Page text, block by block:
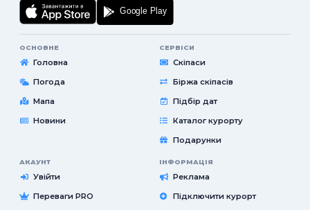
ОСНОВНЕ
Головна
Погода
Мапа
Новини
СЕРВІСИ
Скіпаси
Біржа скіпасів
Підбір дат
Каталог курорту
Подарунки
АКАУНТ
Увійти
Переваги PRO
ІНФОРМАЦІЯ
Реклама
Підключити курорт